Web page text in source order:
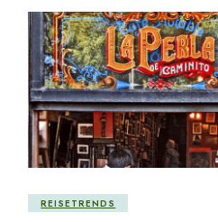
REISETRENDS